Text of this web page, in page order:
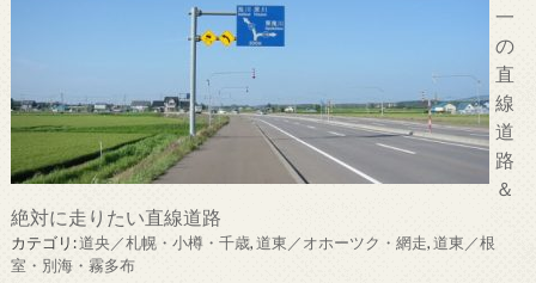
一
の
直
線
道
路
＆
絶対に走りたい直線道路
カテゴリ:道央／札幌・小樽・千歳,道東／オホーツク・網走,道東／根
室・別海・霧多布